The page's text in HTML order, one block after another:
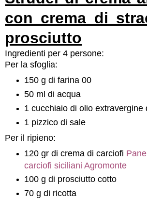
con crema di
prosciutto
Ingredienti per 4 persone:
Per la sfoglia:
150 g di farina 00
50 ml di acqua
1 cucchiaio di olio extravergine
1 pizzico di sale
Per il ripieno:
120 gr di crema di carciofi
carciofi siciliani Agromonte
100 g di prosciutto cotto
70 g di ricotta